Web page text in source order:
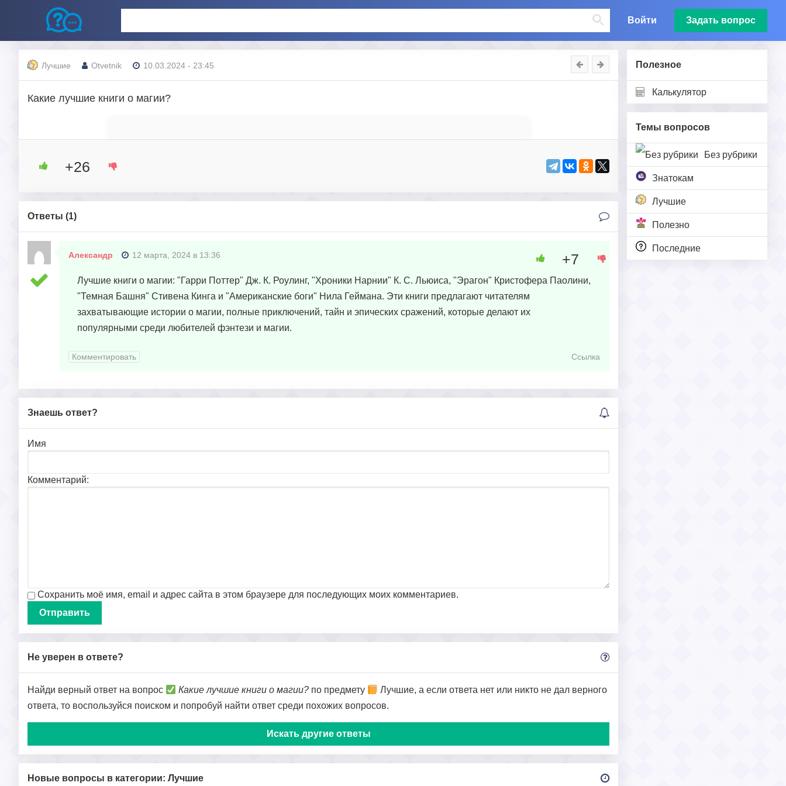
Войти Задать вопрос
Полезное
Калькулятор
Темы вопросов
Без рубрики
Знатокам
Лучшие
Полезно
Последние
Лучшие Otvetnik 10.03.2024 - 23:45
Какие лучшие книги о магии?
+26
Ответы (1)
Александр 12 марта, 2024 в 13:36
Лучшие книги о магии: "Гарри Поттер" Дж. К. Роулинг, "Хроники Нарнии" К. С. Льюиса, "Эрагон" Кристофера Паолини,
"Темная Башня" Стивена Кинга и "Американские боги" Нила Геймана. Эти книги предлагают читателям
захватывающие истории о магии, полные приключений, тайн и эпических сражений, которые делают их
популярными среди любителей фэнтези и магии.
+7
Комментировать Ссылка
Знаешь ответ?
Имя
Комментарий:
Сохранить моё имя, email и адрес сайта в этом браузере для последующих моих комментариев.
Не уверен в ответе?
Найди верный ответ на вопрос Какие лучшие книги о магии? по предмету
Лучшие, а если ответа нет или никто не дал верного
ответа, то воспользуйся поиском и попробуй найти ответ среди похожих вопросов.
Искать другие ответы
Новые вопросы в категории: Лучшие